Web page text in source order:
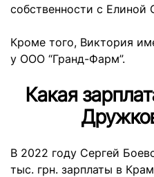
собственности с Елиной
Кроме того, Виктория
у ООО “Гранд-Фарм”.
Какая
В 2022 году Сергей
тыс. грн. зарплаты в